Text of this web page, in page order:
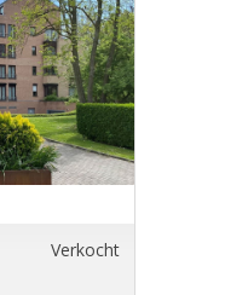
Verkocht